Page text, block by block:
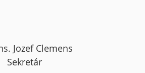
Clemens